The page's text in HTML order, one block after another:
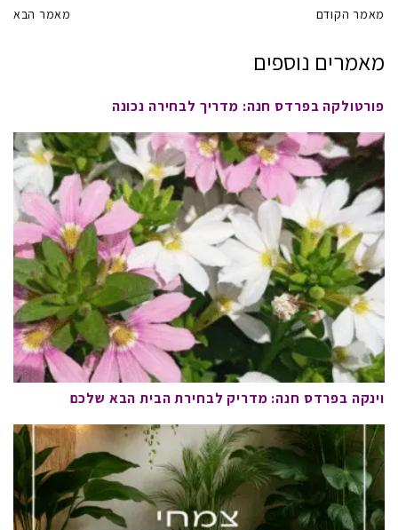
מאמר הקודם מאמר הבא
מאמרים נוספים
פורטולקה בפרדס חנה: מדריך לבחירה נכונה
וינקה בפרדס חנה: מדריק לבחירת הבית הבא שלכם